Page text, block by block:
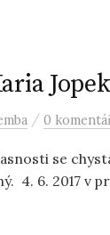
/ 0
se
4. 6. 2017 v